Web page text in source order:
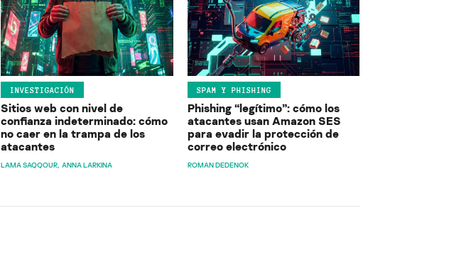
INVESTIGACIÓN
Sitios web con nivel de
confianza indeterminado: cómo
no caer en la trampa de los
atacantes
LAMA SAQQOUR ANNA LARKINA
SPAM Y PHISHING
Phishing “legítimo”: cómo los
atacantes usan Amazon SES
para evadir la protección de
correo electrónico
ROMAN DEDENOK